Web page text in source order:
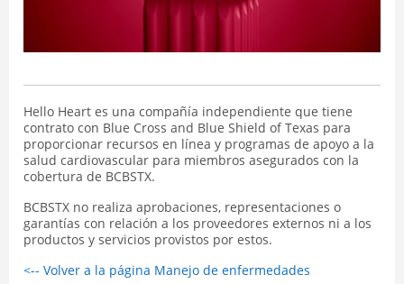
Hello Heart es una compañía independiente que tiene
contrato con Blue Cross and Blue Shield of Texas para
proporcionar recursos en línea y programas de apoyo a la
salud cardiovascular para miembros asegurados con la
cobertura de BCBSTX.
BCBSTX no realiza aprobaciones, representaciones o
garantías con relación a los proveedores externos ni a los
productos y servicios provistos por estos.
<-- Volver a la página Manejo de enfermedades